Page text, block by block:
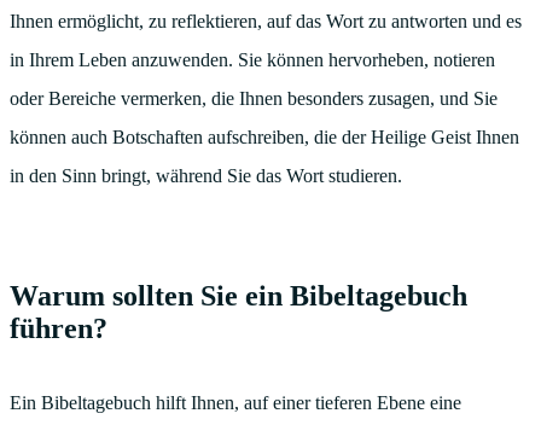
Ihnen ermöglicht, zu reflektieren, auf das Wort zu antworten und es
in Ihrem Leben anzuwenden. Sie können hervorheben, notieren
oder Bereiche vermerken, die Ihnen besonders zusagen, und Sie
können auch Botschaften aufschreiben, die der Heilige Geist Ihnen
in den Sinn bringt, während Sie das Wort studieren.
Warum sollten Sie ein Bibeltagebuch
führen?
Ein Bibeltagebuch hilft Ihnen, auf einer tieferen Ebene eine